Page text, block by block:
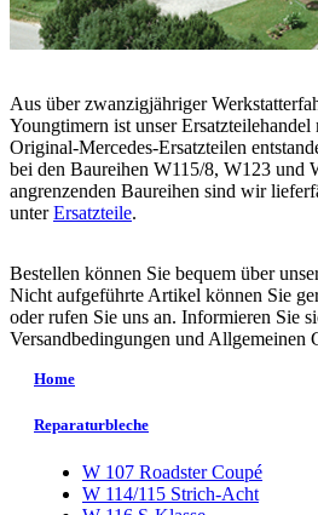
Aus über zwanzigjähriger
Youngtimern ist unser Ersatzteilehandel
Original-Mercedes-Ersatzteilen
bei den Baureihen W115/8, W123 und
angrenzenden Baureihen sind wir
unterErsatzteile.
Bestellen können Sie bequem über
Nicht aufgeführte Artikel können Sie
oder rufen Sie uns an. Informieren Sie
Versandbedingungen und Allgemeinen
Home
Reparaturbleche
W 107 Roadster Coupé
W 114/115 Strich-Acht